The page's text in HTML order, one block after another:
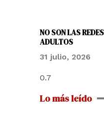
NO SON LAS
ADULTOS
31 julio, 2026
Lo más leído